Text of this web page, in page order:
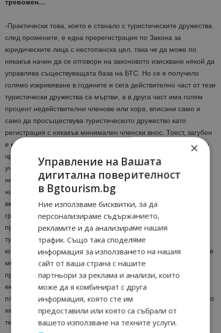
тревожен…
-Практически това, което е станало с туристическите дружества
след промените, е една пререгистрация по Закона за
юридическите лица с нестопанска цел, така че да може по
някакъв начин да се отговори на законовото изискване някой да
управлява съществуващата база на БТС. Но се е получило
голямо изкривяване в годините и сега действително част от тези
туристически дружества са мъртви, а в друга част има голям
процент недействителни членове или хора, вписани само и
само да просъществува туристическото дружество като
регистрация с някакъв минимален членски внос. Тоест, загубен
е кооперативният принцип. Ако ние се върнем към него обаче
чрез Закона за кооперациите, ще видим, че там могат да
участват всички – и млади и възрастни, включително и лица,
ненавършили пълнолетие със съгласие на родителя или
настойника. Предвиждаме в тези кооперативни клъстери да
включим широка палитра от заинтересовани лица от детски
градини, училища, университети и други институти дофирми и
предприятия, които да могат да севъзползват от спортно-
туристическата дейности да ползват изградената на
кооперативен принцип база. Фактически сега ние наблюдаваме
много организирани от туроператори училища по
предизвикателства, „зелени училища”, отделни групи за
екскурзионно летуване, които посещават наши обекти в
планината. Но, ако ги привържем към нея с лично участие, като
им дадем форма на трудово и материално участие с апорт в
тези кооперативни клъстери и те със собствените си ръце
×
Управление на Вашата
дигитална поверителност
в Bgtourism.bg
Ние използваме бисквитки, за да
персонализираме съдържанието,
рекламите и да анализираме нашия
трафик. Също така споделяме
информация за използването на нашия
сайт от ваша страна с нашите
партньори за реклама и анализи, които
може да я комбинират с друга
информация, която сте им
предоставили или която са събрали от
вашето използване на техните услуги.